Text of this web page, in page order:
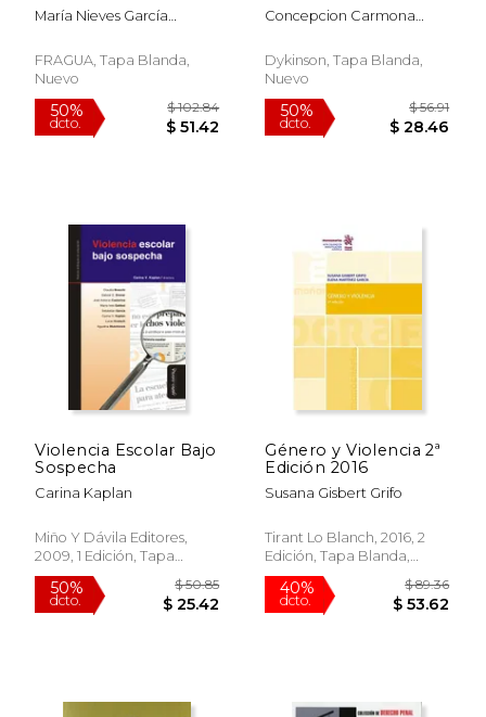
sociedad informacion
María Nieves García
FRAGUA, Tapa Blanda,
Nuevo
50%
dcto.
Diversas Modalidades
de Acoso
Concepcion Carmona
Dykinson, Tapa Blanda,
Nuevo
50%
Violencia Escolar Bajo
Sospecha
Carina Kaplan
Miño Y Dávila Editores,
2009, 1 Edición, Tapa
Blanda, Nuevo
Género y Violencia 2ª
Edición 2016
Susana Gisbert Grifo
Tirant Lo Blanch, 2016, 2
Edición, Tapa Blanda,
Nuevo